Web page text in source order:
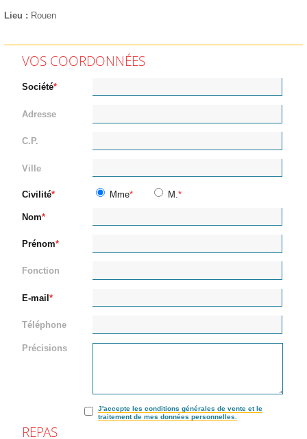
Lieu Rouen
VOS COORDONNÉES
Société
Adresse
C.P.
Ville
Civilité Mme M.
Nom
Prénom
Fonction
E-mail
Téléphone
Précisions
J'accepte les conditions générales de vente et le
traitement de mes données personnelles.
REPAS